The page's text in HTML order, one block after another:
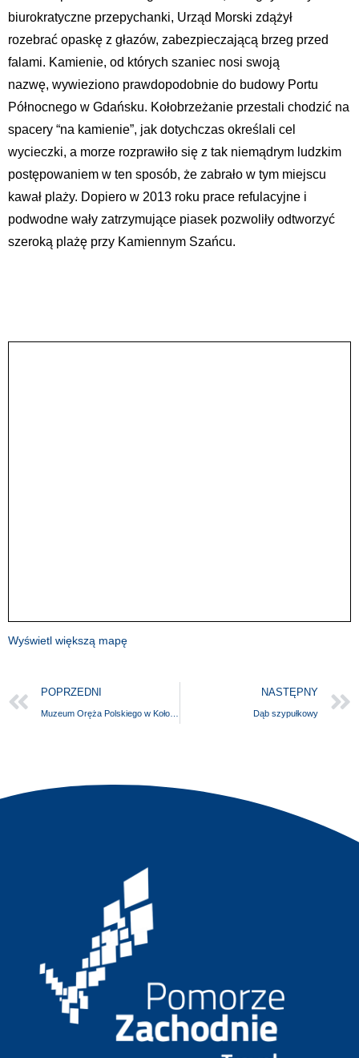
biurokratyczne przepychanki, Urząd Morski zdążył
rozebrać opaskę z głazów, zabezpieczającą brzeg przed
falami. Kamienie, od których szaniec nosi swoją
nazwę, wywieziono prawdopodobnie do budowy Portu
Północnego w Gdańsku. Kołobrzeżanie przestali chodzić na
spacery “na kamienie”, jak dotychczas określali cel
wycieczki, a morze rozprawiło się z tak niemądrym ludzkim
postępowaniem w ten sposób, że zabrało w tym miejscu
kawał plaży. Dopiero w 2013 roku prace refulacyjne i
podwodne wały zatrzymujące piasek pozwoliły odtworzyć
szeroką plażę przy Kamiennym Szańcu.
Wyświetl większą mapę
POPRZEDNI NASTĘPNY
Dąb szypułkowy